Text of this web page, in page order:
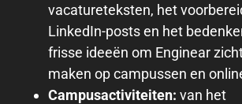
vacatureteksten, het
LinkedIn-posts en het
frisse ideeën om Enginear
maken op campussen en
Campusactiviteiten: van het